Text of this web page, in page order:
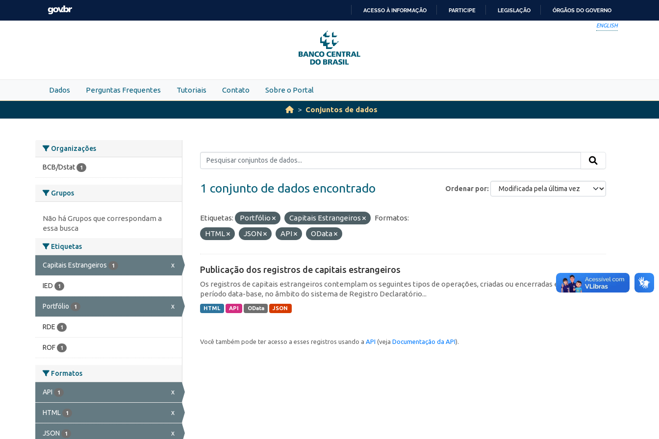
Skip to main content
PARA
O
CONTEÚDO
ACESSO À INFORMAÇÃO PARTICIPE LEGISLAÇÃO ÓRGÃOS DO GOVERNO
ENGLISH
Dados Perguntas Frequentes Tutoriais Contato Sobre o Portal
Conjuntos de dados
Organizações
BCB/Dstat 1
Grupos
Não há Grupos que correspondam a
essa busca
Etiquetas
Capitais Estrangeiros 1 x
IED 1
Portfólio 1 x
RDE 1
ROF 1
Formatos
API 1 x
HTML 1 x
JSON 1 x
Ordenar por
1 conjunto de dados encontrado
Etiquetas: Portfólio Capitais Estrangeiros
Formatos:
HTML
JSON API OData
Publicação dos registros de capitais estrangeiros
Os registros de capitais estrangeiros contemplam os seguintes tipos de operações, criadas ou encerradas em cada
período data-base, no âmbito do sistema de Registro Declaratório...
HTML API OData JSON
Você também pode ter acesso a esses registros usando a API (veja Documentação da API).